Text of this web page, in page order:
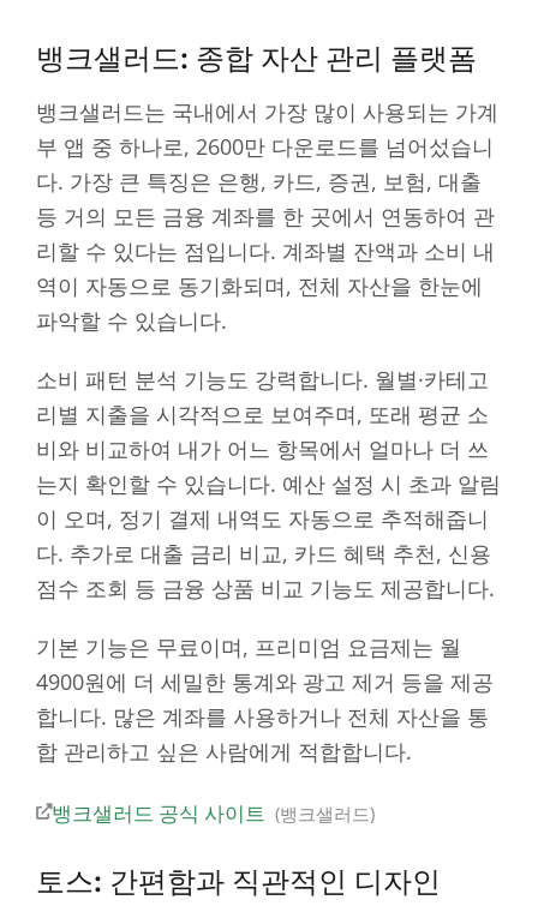
뱅크샐러드: 종합 자산 관리 플랫폼
뱅크샐러드는 국내에서 가장 많이 사용되는 가계
부 앱 중 하나로, 2600만 다운로드를 넘어섰습니
다. 가장 큰 특징은 은행, 카드, 증권, 보험, 대출
등 거의 모든 금융 계좌를 한 곳에서 연동하여 관
리할 수 있다는 점입니다. 계좌별 잔액과 소비 내
역이 자동으로 동기화되며, 전체 자산을 한눈에
파악할 수 있습니다.
소비 패턴 분석 기능도 강력합니다. 월별·카테고
리별 지출을 시각적으로 보여주며, 또래 평균 소
비와 비교하여 내가 어느 항목에서 얼마나 더 쓰
는지 확인할 수 있습니다. 예산 설정 시 초과 알림
이 오며, 정기 결제 내역도 자동으로 추적해줍니
다. 추가로 대출 금리 비교, 카드 혜택 추천, 신용
점수 조회 등 금융 상품 비교 기능도 제공합니다.
기본 기능은 무료이며, 프리미엄 요금제는 월
4900원에 더 세밀한 통계와 광고 제거 등을 제공
합니다. 많은 계좌를 사용하거나 전체 자산을 통
합 관리하고 싶은 사람에게 적합합니다.
뱅크샐러드 공식 사이트 뱅크샐러드
토스: 간편함과 직관적인 디자인